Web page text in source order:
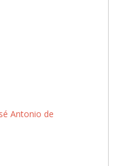
Antonio de